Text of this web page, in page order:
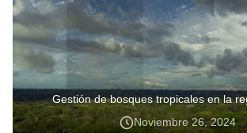
Gestión de bosques tropicales en la
Noviembre 26, 2024